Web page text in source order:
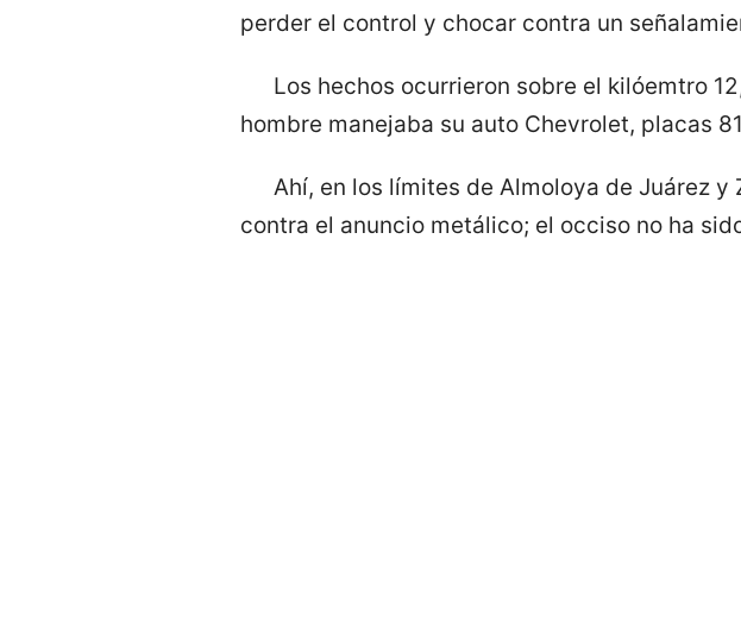
perder el control y chocar contra un
Los hechos ocurrieron sobre el kilóemtro
hombre manejaba su auto Chevrolet, placas
Ahí, en los límites de Almoloya de Juárez
contra el anuncio metálico; el occiso no ha